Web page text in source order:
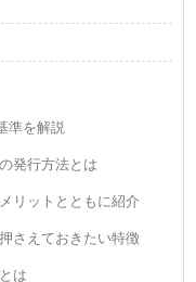
準を解説
発行方法とは
リットとともに紹介
さえておきたい特徴
は